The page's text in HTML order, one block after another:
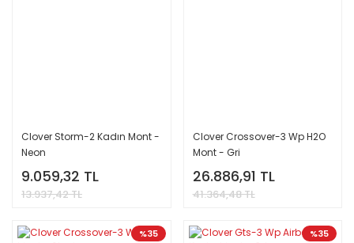
Clover Storm-2 Kadın Mont -
Neon
9.059,32 TL
13.937,42 TL
Clover Crossover-3 Wp H2O
Mont - Gri
26.886,91 TL
41.364,48 TL
%35 %35